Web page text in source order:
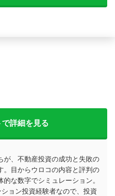
詳細を見る
が、不動産投資の成功と失敗の
。目からウロコの内容と評判の
的な数字でシミュレーション。
ョン投資経験者なので、投資